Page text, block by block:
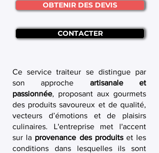
OBTENIR DES DEVIS
CONTACTER
Ce service traiteur se distingue par
son approche artisanale et
passionnée, proposant aux gourmets
des produits savoureux et de qualité,
vecteurs d’émotions et de plaisirs
culinaires. L'entreprise met l'accent
sur la provenance des produitset les
conditions dans lesquelles ils sont